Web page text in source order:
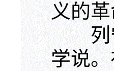
义的革
列
学说